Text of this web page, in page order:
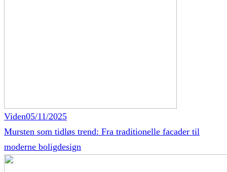
Viden05/11/2025
Mursten som tidløs trend: Fra traditionelle facader til
moderne boligdesign